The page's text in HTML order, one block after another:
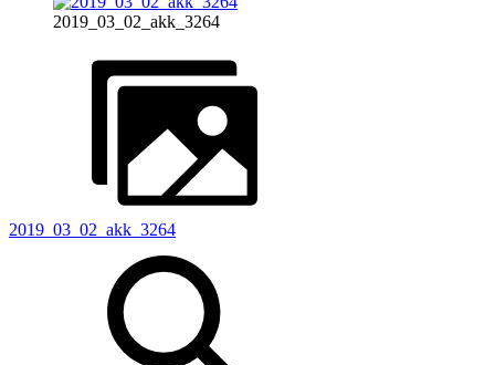
2019_03_02_akk_3264
2019_03_02_akk_3264